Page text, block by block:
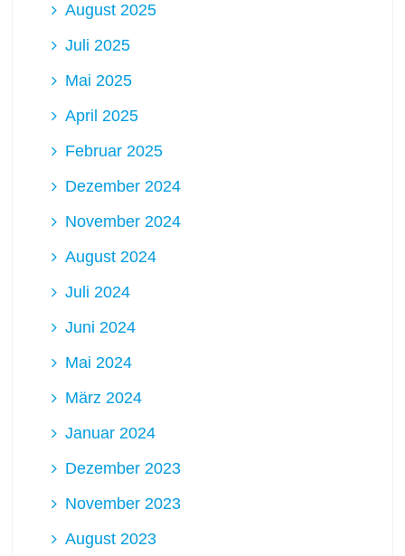
August 2025
Juli 2025
Mai 2025
April 2025
Februar 2025
Dezember 2024
November 2024
August 2024
Juli 2024
Juni 2024
Mai 2024
März 2024
Januar 2024
Dezember 2023
November 2023
August 2023